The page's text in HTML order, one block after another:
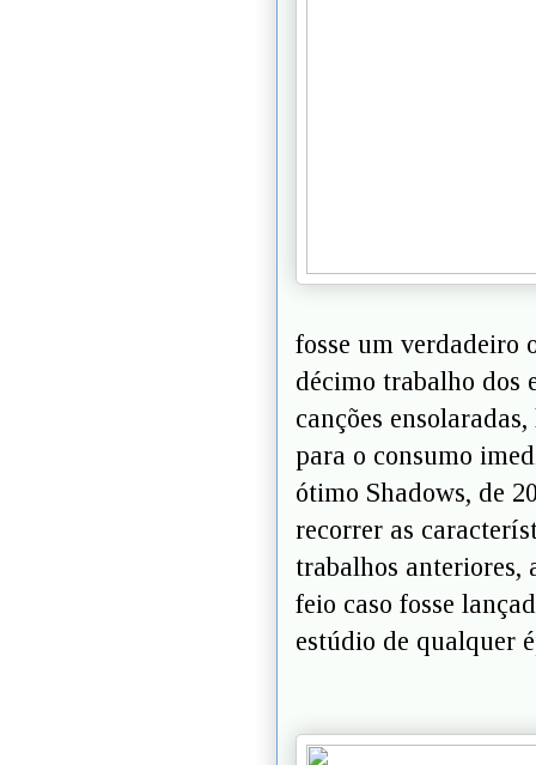
fosse um verdadeiro
décimo trabalho dos
canções
para o consumo
ótimo Shadows, de
recorrer as
trabalhos anteriores,
feio caso fosse
estúdio de qualquer